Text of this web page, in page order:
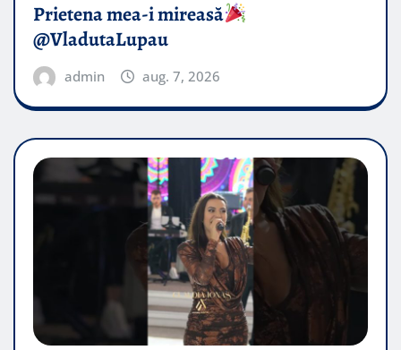
Prietena mea-i mireasă​
@VladutaLupau
admin aug. 7, 2026